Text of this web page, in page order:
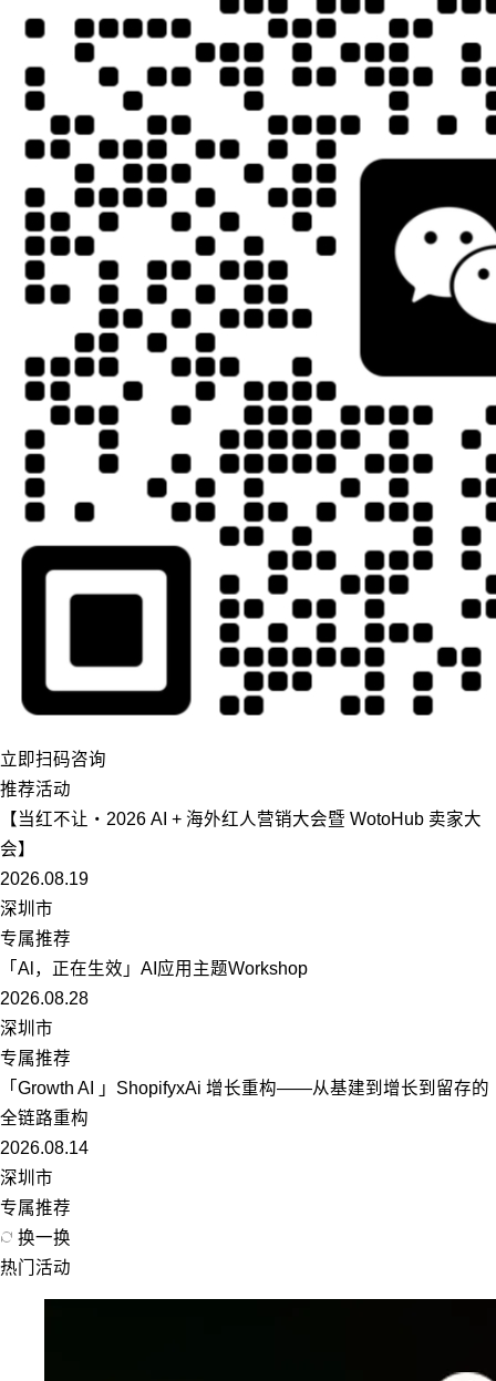
立即扫码咨询
推荐活动
【当红不让・2026 AI + 海外红人营销大会暨 WotoHub 卖家大
会】
2026.08.19
深圳市
专属推荐
「Al，正在生效」AI应用主题Workshop
2026.08.28
深圳市
专属推荐
「Growth AI 」ShopifyxAi 增长重构——从基建到增长到留存的
全链路重构
2026.08.14
深圳市
专属推荐
换一换
热门活动